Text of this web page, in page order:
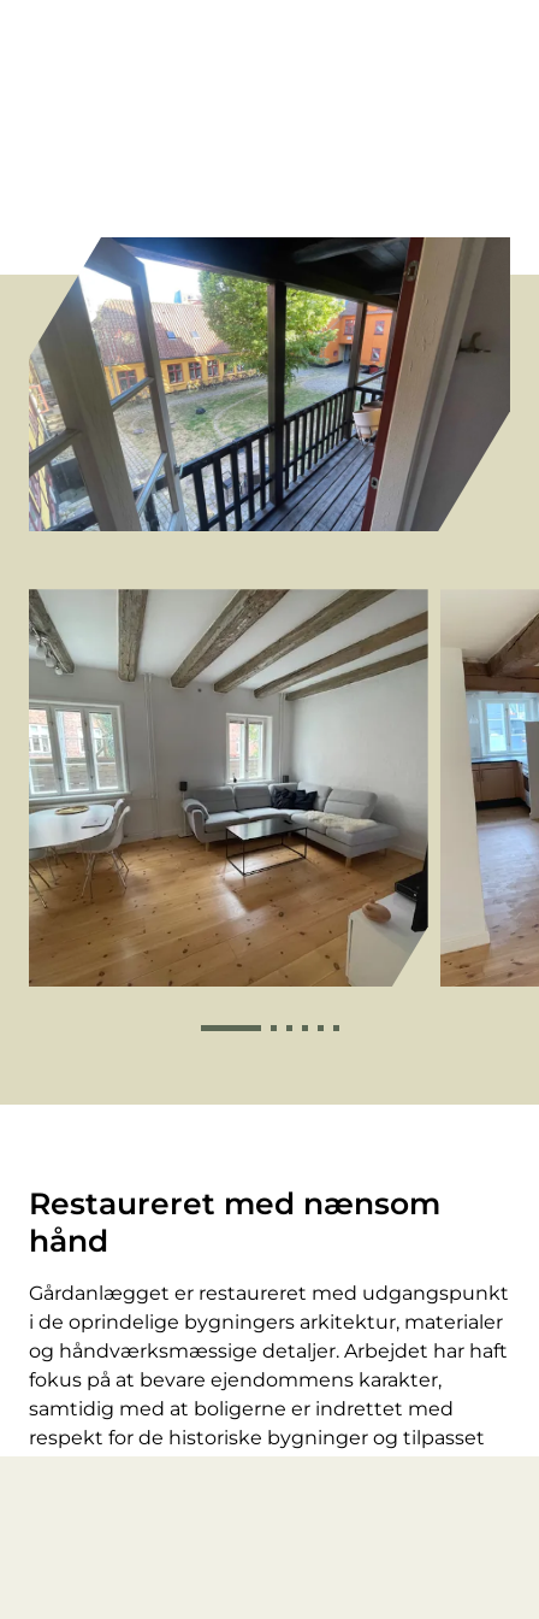
Restaureret med nænsom
hånd
Gårdanlægget er restaureret med udgangspunkt
i de oprindelige bygningers arkitektur, materialer
og håndværksmæssige detaljer. Arbejdet har haft
fokus på at bevare ejendommens karakter,
samtidig med at boligerne er indrettet med
respekt for de historiske bygninger og tilpasset